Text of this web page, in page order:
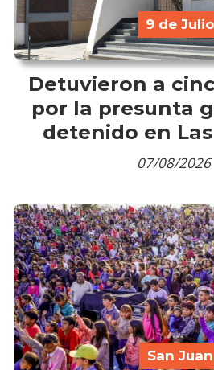
Detuvieron a
por la presunta
detenido en
9 de Julio
07/08/2026
San Juan